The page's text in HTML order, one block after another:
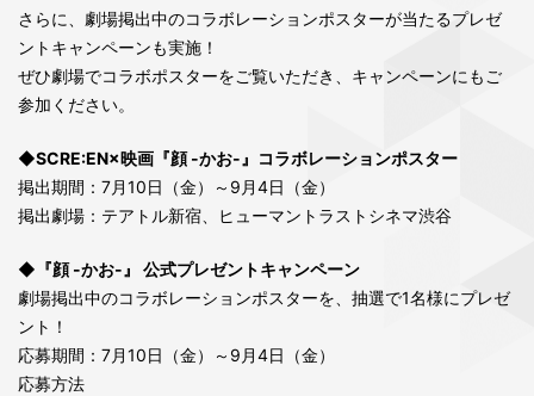
さらに、劇場掲出中のコラボレーションポスターが当たるプレゼ
ントキャンペーンも実施！
ぜひ劇場でコラボポスターをご覧いただき、キャンペーンにもご
参加ください。
◆SCRE:EN×映画『顔 -かお-』コラボレーションポスター
掲出期間：7月10日（金）～9月4日（金）
掲出劇場：テアトル新宿、ヒューマントラストシネマ渋谷
◆『顔 -かお-』 公式プレゼントキャンペーン
劇場掲出中のコラボレーションポスターを、抽選で1名様にプレゼ
ント！
応募期間：7月10日（金）～9月4日（金）
応募方法